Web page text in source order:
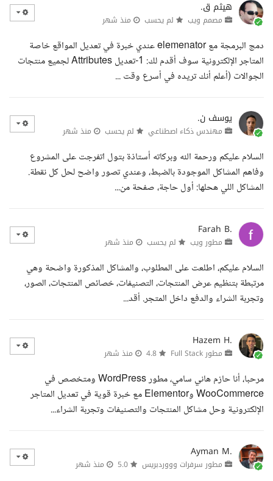
هيثم ق.
مصمم ويب لم يحسب منذ شهر
دمج البرمجة مع elemenator عندي خبرة في تعديل المواقع خاصة
المتاجر الإلكترونية سوف أقدم لك: 1-تعديل Attributes لجميع منتجات
الجوالات (أعلم أنك تريده في أسرع وقت ...
يوسف ن.
مهندس ذكاء اصطناعي لم يحسب منذ شهر
السلام عليكم ورحمة الله وبركاته أستاذة بتول اتفرجت على المشروع
وفاهم المشاكل الموجودة بالضبط، وعندي تصور واضح لحل كل نقطة.
المشاكل اللي هحلها: أول حاجة، صفحة من...
Farah B.
مطور ويب لم يحسب منذ شهر
السلام عليكم، اطلعت على المطلوب، والمشاكل المذكورة واضحة وهي
مرتبطة بتنظيم عرض المنتجات، التصنيفات، خصائص المنتجات، الصور،
وتجربة الشراء والدفع داخل المتجر. أقد...
Hazem H.
مطور Full Stack منذ شهر
مرحبا، أنا حازم هاني سامي، مطور WordPress ومتخصص في
WooCommerce وElementor مع خبرة قوية في تعديل المتاجر
الإلكترونية وحل مشاكل المنتجات والتصنيفات وتجربة الشراء...
Ayman M.
مطور سرفرات وووردبريس منذ شهر